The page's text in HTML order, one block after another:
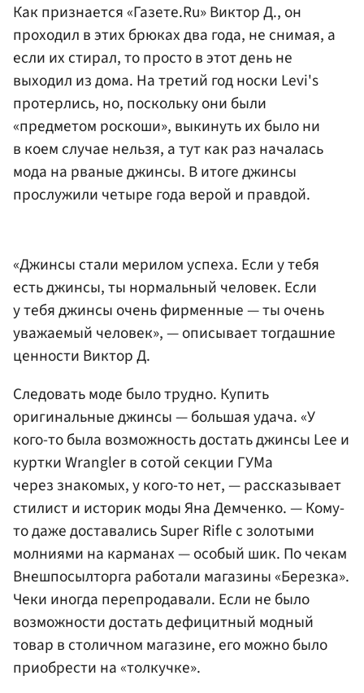
Как признается «Газете.Ru» Виктор Д., он
проходил в этих брюках два года, не снимая, а
если их стирал, то просто в этот день не
выходил из дома. На третий год носки Levi's
протерлись, но, поскольку они были
«предметом роскоши», выкинуть их было ни
в коем случае нельзя, а тут как раз началась
мода на рваные джинсы. В итоге джинсы
прослужили четыре года верой и правдой.
«Джинсы стали мерилом успеха. Если у тебя
есть джинсы, ты нормальный человек. Если
у тебя джинсы очень фирменные — ты очень
уважаемый человек», — описывает тогдашние
ценности Виктор Д.
Следовать моде было трудно. Купить
оригинальные джинсы — большая удача. «У
кого-то была возможность достать джинсы Lee и
куртки Wrangler в сотой секции ГУМа
через знакомых, у кого-то нет, — рассказывает
стилист и историк моды Яна Демченко. — Кому-
то даже доставались Super Rifle с золотыми
молниями на карманах — особый шик. По чекам
Внешпосылторга работали магазины «Березка».
Чеки иногда перепродавали. Если не было
возможности достать дефицитный модный
товар в столичном магазине, его можно было
приобрести на «толкучке».